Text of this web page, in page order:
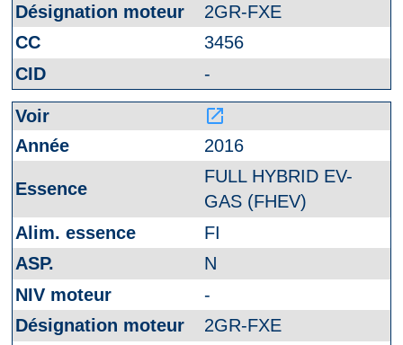
2GR-FXE
3456
-
launch
2016
FULL HYBRID EV-
GAS (FHEV)
FI
N
-
2GR-FXE